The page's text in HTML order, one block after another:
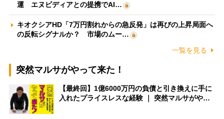
運 エヌビディアとの提携でAI…
キオクシアHD「7万円割れからの急反発」は再びの上昇局面へ
の反転シグナルか？ 市場のムー…
一覧を見る
突然マルサがやって来た！
【最終回】1億6000万円の負債と引き換えに手に
入れたプライスレスな経験 ｜ 突然マルサがや…